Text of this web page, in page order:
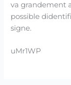
va grandement
possible
signe.
uMr1WP